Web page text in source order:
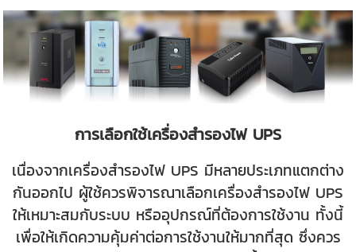
การเลือกใช้เครื่องสำรองไฟ UPS
เนื่องจากเครื่องสำรองไฟ UPS มีหลายประเภทแตกต่าง
กันออกไป ผู้ใช้ควรพิจารณาเลือกเครื่องสำรองไฟ UPS
ให้เหมาะสมกับระบบ หรืออุปกรณ์ที่ต้องการใช้งาน ทั้งนี้
เพื่อให้เกิดความคุ้มค่าต่อการใช้งานให้มากที่สุด ซึ่งควร